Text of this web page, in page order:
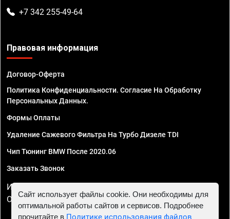
+7 342 255-49-64
Правовая информация
Договор-Оферта
Политика Конфиденциальности. Согласие На Обработку
Персональных Данных.
Формы Оплаты
Удаление Сажевого Фильтра На Турбо Дизеле TDI
Чип Тюнинг BMW После 2020.06
Заказать Звонок
ИП Смирнов Георгий Павлович. ИНН 781302555843,
ОГРНИП 324470400032610
Сайт использует файлы cookie. Они необходимы для
оптимальной работы сайтов и сервисов. Подробнее
прочитайте в Политике использования файлов